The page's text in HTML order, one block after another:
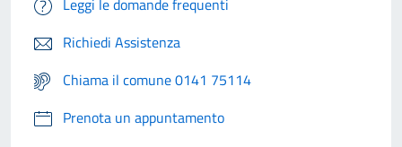
Leggi le domande frequenti
Richiedi Assistenza
Chiama il comune 0141 75114
Prenota un appuntamento